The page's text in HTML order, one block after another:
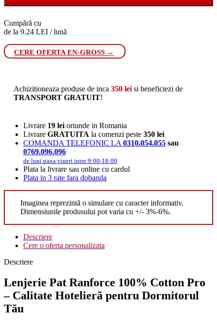
Cumpără cu
de la 9.24 LEI / lună
CERE OFERTA EN-GROSS →
Achizitioneaza produse de inca 350 lei si beneficiezi de
TRANSPORT GRATUIT!
Livrare 19 lei oriunde in Romania
Livrare GRATUITA la comenzi peste 350 lei
COMANDA TELEFONIC LA 0310.054.055 sau
0769.096.096
de luni pana vineri intre 9:00-18:00
Plata la livrare sau online cu cardul
Plata in 3 rate fara dobanda
Imaginea reprezintă o simulare cu caracter informativ.
Dimensiunile produsului pot varia cu +/- 3%-6%.
Descriere
Cere o oferta personalizata
Descriere
Lenjerie Pat Ranforce 100% Cotton Pro
– Calitate Hotelieră pentru Dormitorul
Tău